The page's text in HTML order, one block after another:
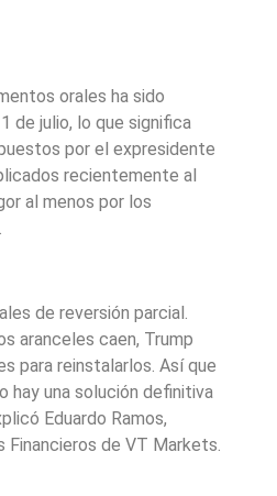
orales ha sido
de julio, lo que significa
por el expresidente
recientemente al
al menos por los
de reversión parcial.
aranceles caen, Trump
para reinstalarlos. Así que
hay una solución definitiva
Eduardo Ramos,
Financieros de VT Markets.